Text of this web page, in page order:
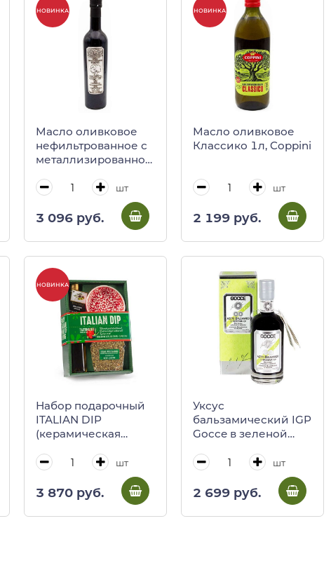
НОВИНКА
Масло оливковое
нефильтрованное с
металлизированной
degli UliviI, 500 мл
шт
3 096 руб.
НОВИНКА
Масло оливковое
Классико 1л, Coppini
шт
2 199 руб.
НОВИНКА
Набор подарочный
ITALIAN DIP
(керамическая
оливковое,
сицилийски)
шт
3 870 руб.
Уксус
бальзамический IGP
Gocce в зеленой
4 года, 250 млшт
2 699 руб.